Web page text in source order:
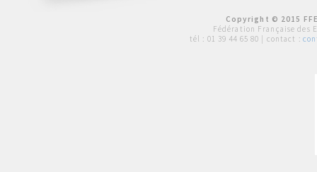
Copyright © 2015
Fédération Française des
tél : 01 39 44 65 80 | contact :